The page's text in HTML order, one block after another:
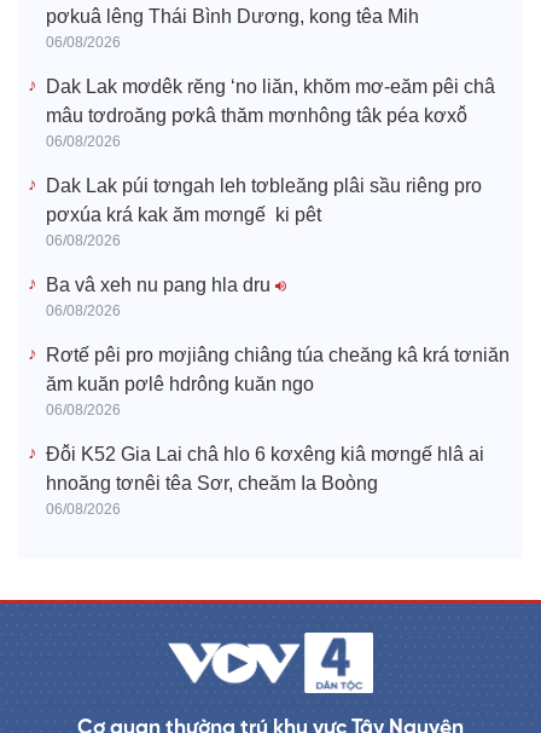
pơkuâ lêng Thái Bình Dương, kong têa Mih
06/08/2026
Dak Lak mơdêk rĕng ‘no liăn, khŏm mơ-eăm pêi châ
mâu tơdroăng pơkâ thăm mơnhông tâk péa kơxô̆
06/08/2026
Dak Lak púi tơngah leh tơbleăng plâi sầu riêng pro
pơxúa krá kak ăm mơngế ki pêt
06/08/2026
Ba vâ xeh nu pang hla dru
06/08/2026
Rơtế pêi pro mơjiâng chiâng túa cheăng kâ krá tơniăn
ăm kuăn pơlê hdrông kuăn ngo
06/08/2026
Đô̆i K52 Gia Lai châ hlo 6 kơxêng kiâ mơngế hlâ ai
hnoăng tơnêi têa Sơr, cheăm Ia Boòng
06/08/2026
Cơ quan thường trú khu vực Tây Nguyên